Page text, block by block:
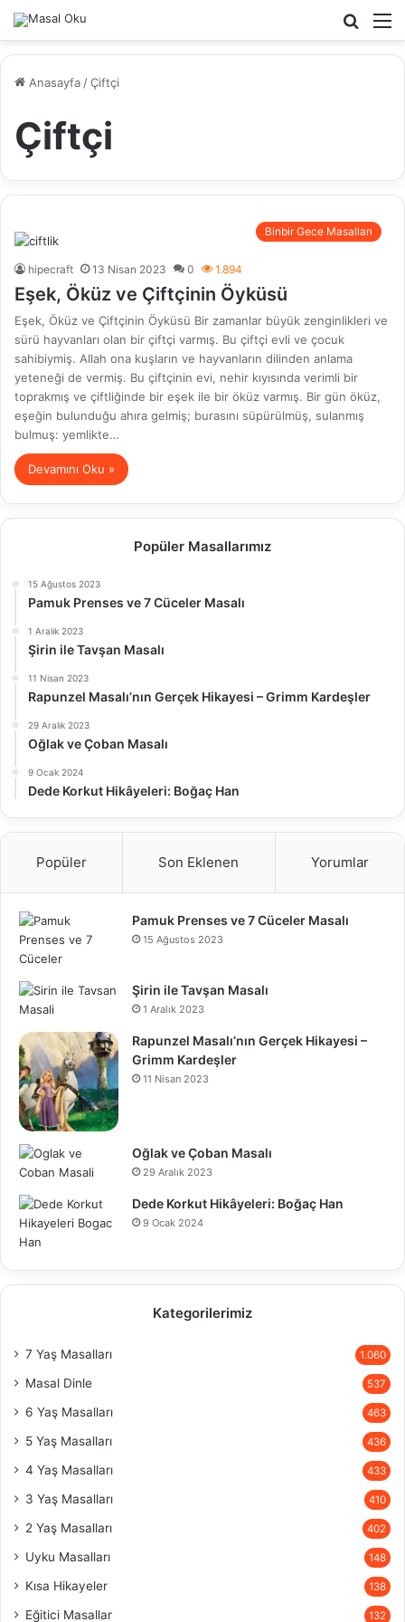
Arama
Anasayfa /Çiftçi
Çiftçi
Binbir Gece Masalları
hipecraft 13 Nisan 2023 0 1.894
Eşek, Öküz ve Çiftçinin Öyküsü
Eşek, Öküz ve Çiftçinin Öyküsü Bir zamanlar büyük zenginlikleri ve
sürü hayvanları olan bir çiftçi varmış. Bu çiftçi evli ve çocuk
sahibiymiş. Allah ona kuşların ve hayvanların dilinden anlama
yeteneği de vermiş. Bu çiftçinin evi, nehir kıyısında verimli bir
toprakmış ve çiftliğinde bir eşek ile bir öküz varmış. Bir gün öküz,
eşeğin bulunduğu ahıra gelmiş; burasını süpürülmüş, sulanmış
bulmuş: yemlikte…
Devamını Oku »
Popüler Masallarımız
15 Ağustos 2023
Pamuk Prenses ve 7 Cüceler Masalı
1 Aralık 2023
Şirin ile Tavşan Masalı
11 Nisan 2023
Rapunzel Masalı’nın Gerçek Hikayesi – Grimm Kardeşler
29 Aralık 2023
Oğlak ve Çoban Masalı
9 Ocak 2024
Dede Korkut Hikâyeleri: Boğaç Han
Popüler Son Eklenen Yorumlar
Pamuk Prenses ve 7 Cüceler Masalı
15 Ağustos 2023
Şirin ile Tavşan Masalı
1 Aralık 2023
Rapunzel Masalı’nın Gerçek Hikayesi –
Grimm Kardeşler
11 Nisan 2023
Oğlak ve Çoban Masalı
29 Aralık 2023
Dede Korkut Hikâyeleri: Boğaç Han
9 Ocak 2024
Kategorilerimiz
7 Yaş Masalları 1.060
Masal Dinle 537
6 Yaş Masalları 463
5 Yaş Masalları 436
4 Yaş Masalları 433
3 Yaş Masalları 410
2 Yaş Masalları 402
Uyku Masalları 148
Kısa Hikayeler 138
Eğitici Masallar 132